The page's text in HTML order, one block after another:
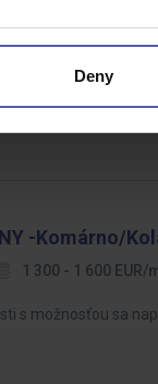
Deny
výrobnímu
-Komárno/
1 300 - 1 600 EUR/
s možnosťou sa